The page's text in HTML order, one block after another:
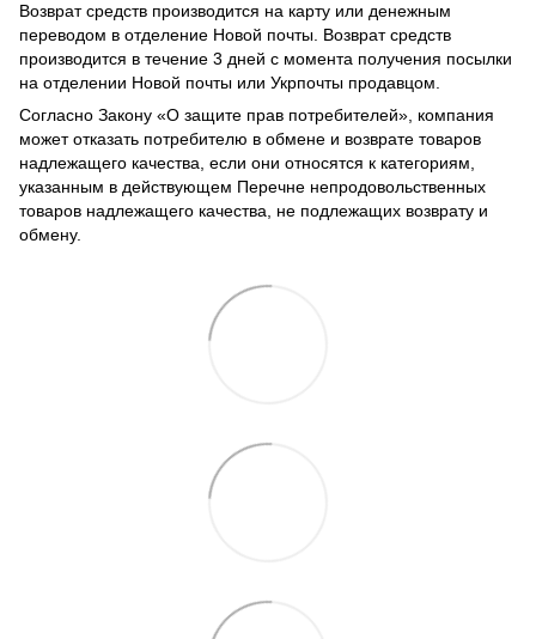
Возврат средств производится на карту или денежным
переводом в отделение Новой почты. Возврат средств
производится в течение 3 дней с момента получения посылки
на отделении Новой почты или Укрпочты продавцом.
Согласно Закону «О защите прав потребителей», компания
может отказать потребителю в обмене и возврате товаров
надлежащего качества, если они относятся к категориям,
указанным в действующем Перечне непродовольственных
товаров надлежащего качества, не подлежащих возврату и
обмену.